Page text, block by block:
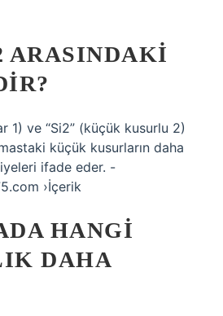
ARASINDAKI
1) ve “Si2” (küçük kusurlu 2)
küçük kusurların daha
ifade eder. -
›İçerik
HANGI
DAHA